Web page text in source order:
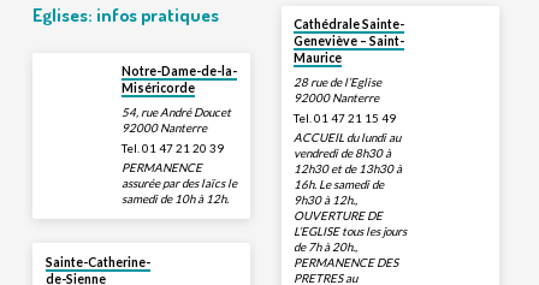
Eglises: infos pratiques
Notre-Dame-de-la-
Miséricorde
54, rue André Doucet
92000 Nanterre
Tel. 01 47 21 20 39
PERMANENCE
assurée par des laïcs le
samedi de 10h à 12h.
Sainte-Catherine-
de-Sienne
Cathédrale Sainte-
Geneviève – Saint-
Maurice
28 rue de l’Eglise
92000 Nanterre
Tel. 01 47 21 15 49
ACCUEIL du lundi au
vendredi de 8h30 à
12h30 et de 13h30 à
16h. Le samedi de
9h30 à 12h.,
OUVERTURE DE
L’EGLISE tous les jours
de 7h à 20h.,
PERMANENCE DES
PRETRES au